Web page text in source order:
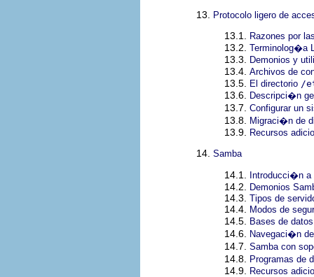
13. Protocolo ligero de
13.1. Razones por
13.2. Terminolog�a
13.3. Demonios y
13.4. Archivos de
13.5. El directorio /
13.6. Descripci�n
13.7. Configurar un
13.8. Migraci�n de
13.9. Recursos
14. Samba
14.1. Introducci�n a
14.2. Demonios
14.3. Tipos de
14.4. Modos de
14.5. Bases de
14.6. Navegaci�n
14.7. Samba con
14.8. Programas de
14.9. Recursos